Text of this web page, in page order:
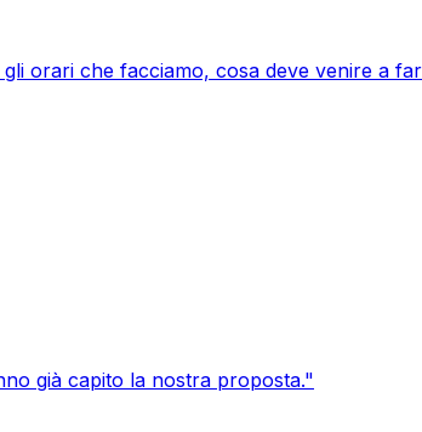
orari che facciamo, cosa deve venire a
già capito la nostra proposta."